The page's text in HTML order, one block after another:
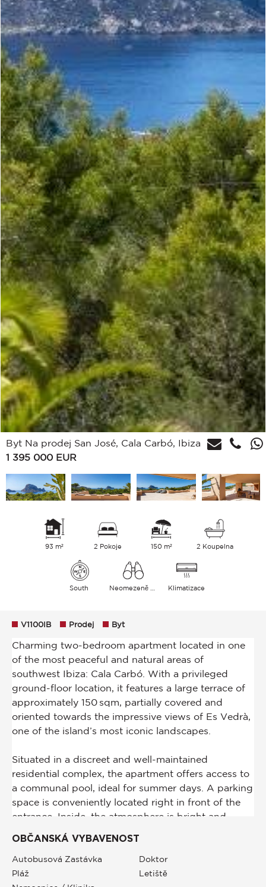
Byt Na prodej San José, Cala Carbó, Ibiza
1 395 000 EUR
93 m² 2 Pokoje 150 m² 2 Koupelna
South Neomezeně Moře Klimatizace
V1100IB Prodej Byt
OBČANSKÁ VYBAVENOST
Autobusová Zastávka
Pláž
Doktor
Letiště